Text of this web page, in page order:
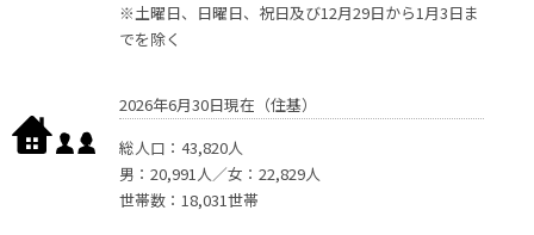
※土曜日、日曜日、祝日及び12月29日から1月3日ま
でを除く
2026年6月30日現在（住基）
総人口：43,820人
男：20,991人／女：22,829人
世帯数：18,031世帯